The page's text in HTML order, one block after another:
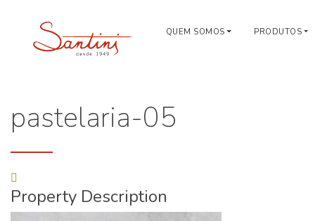
QUEM SOMOS PRODUTOS
pastelaria-05
Property Description